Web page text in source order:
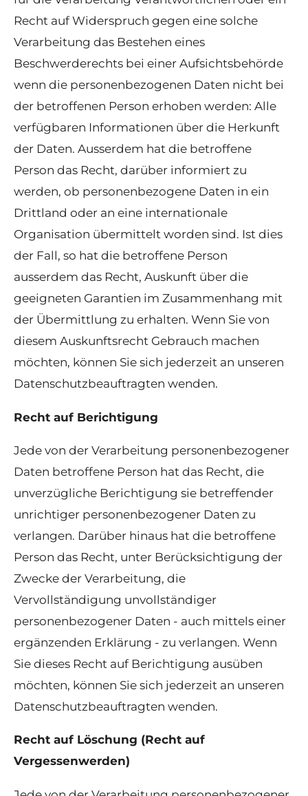
Recht auf Widerspruch gegen eine solche
Verarbeitung das Bestehen eines
Beschwerderechts bei einer Aufsichtsbehörde
wenn die personenbezogenen Daten nicht bei
der betroffenen Person erhoben werden: Alle
verfügbaren Informationen über die Herkunft
der Daten. Ausserdem hat die betroffene
Person das Recht, darüber informiert zu
werden, ob personenbezogene Daten in ein
Drittland oder an eine internationale
Organisation übermittelt worden sind. Ist dies
der Fall, so hat die betroffene Person
ausserdem das Recht, Auskunft über die
geeigneten Garantien im Zusammenhang mit
der Übermittlung zu erhalten. Wenn Sie von
diesem Auskunftsrecht Gebrauch machen
möchten, können Sie sich jederzeit an unseren
Datenschutzbeauftragten wenden.
Recht auf Berichtigung
Jede von der Verarbeitung personenbezogener
Daten betroffene Person hat das Recht, die
unverzügliche Berichtigung sie betreffender
unrichtiger personenbezogener Daten zu
verlangen. Darüber hinaus hat die betroffene
Person das Recht, unter Berücksichtigung der
Zwecke der Verarbeitung, die
Vervollständigung unvollständiger
personenbezogener Daten - auch mittels einer
ergänzenden Erklärung - zu verlangen. Wenn
Sie dieses Recht auf Berichtigung ausüben
möchten, können Sie sich jederzeit an unseren
Datenschutzbeauftragten wenden.
Recht auf Löschung (Recht auf
Vergessenwerden)